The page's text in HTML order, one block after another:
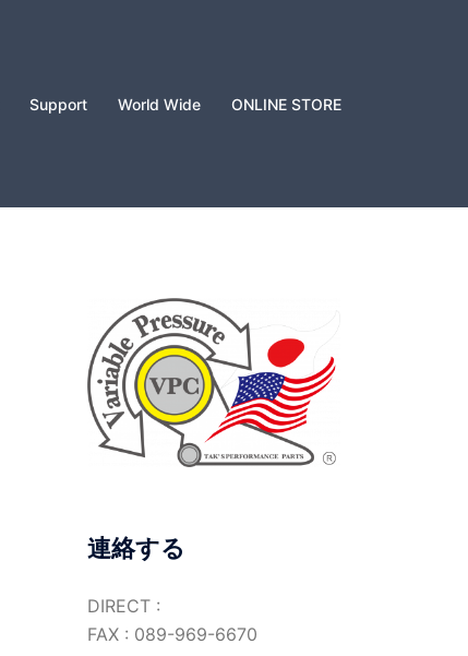
Support World Wide ONLINE STORE
連絡する
DIRECT :
FAX : 089-969-6670